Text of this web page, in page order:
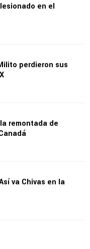
en el
perdieron sus
remontada de
va Chivas en la